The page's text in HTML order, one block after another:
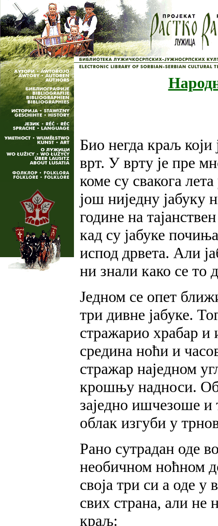
Био негда краљ који
врт. У врту је пре
коме су свакога
још ниједну јабуку
године на
кад су јабуке
испод дрвета. Али
ни знали како се то
Једном се опет
три дивне јабуке.
стражарио храбар и
средина ноћи и
стражар наједном
крошњу надноси.
заједно ишчезоше и
облак изгуби у
Рано сутрадан оде
необичном ноћном
своја три си а оде
свих страна, али
краљ: